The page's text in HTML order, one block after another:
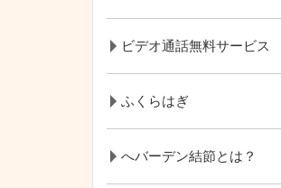
ビデオ通話無料サービス
ふくらはぎ
へバーデン結節とは？